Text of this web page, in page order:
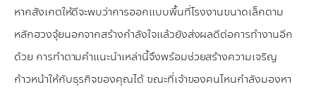
หากสังเกตให้ดีจะพบว่าการออกแบบพื้นที่โรงงานขนาดเล็กตาม
หลักฮวงจุ้ยนอกจากสร้างกำลังใจแล้วยังส่งผลดีต่อการทำงานอีก
ด้วย การทำตามคำแนะนำเหล่านี้จึงพร้อมช่วยสร้างความเจริญ
ก้าวหน้าให้กับธุรกิจของคุณได้ ขณะที่เจ้าของคนไหนกำลังมองหา